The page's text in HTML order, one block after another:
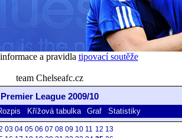
a pravidla tipovací soutěže
team Chelseafc.cz
Premier League 2009/10
Křížová tabulka Graf Statistiky
03 04 05 06 07 08 09 10 11 12 13